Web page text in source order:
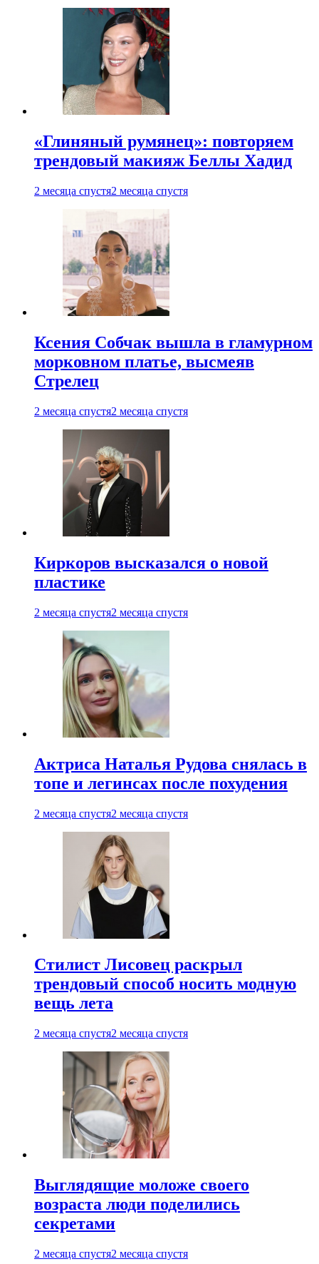
«Глиняный румянец»: повторяем
трендовый макияж Беллы Хадид
2 месяца спустя2 месяца спустя
Ксения Собчак вышла в гламурном
морковном платье, высмеяв
Стрелец
2 месяца спустя2 месяца спустя
Киркоров высказался о новой
пластике
2 месяца спустя2 месяца спустя
Актриса Наталья Рудова снялась в
топе и легинсах после похудения
2 месяца спустя2 месяца спустя
Стилист Лисовец раскрыл
трендовый способ носить модную
вещь лета
2 месяца спустя2 месяца спустя
Выглядящие моложе своего
возраста люди поделились
секретами
2 месяца спустя2 месяца спустя